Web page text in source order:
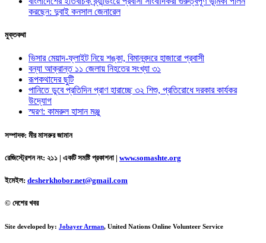
করছেন: দুবাই কনসাল জেনারেল
মুক্তকথা
ভিসার মেয়াদ-ফ্লাইট নিয়ে শঙ্কা, বিমানবন্দরে হাজারো প্রবাসী
বন্যা আক্রান্ত ১১ জেলায় নিহতের সংখ্যা ৩১
রূপকথাদের ছুটি
পানিতে ডুবে প্রতিদিন প্রাণ হারাচ্ছে ৩২ শিশু, প্রতিরোধে দরকার কার্যকর
উদ্যোগ
স্মরণ: কামরুল হাসান মঞ্জু
সম্পাদক: মীর মাসরুর জামান
রেজিস্ট্রেশন নং: ২১১ | একটি সমষ্টি প্রকাশনা | www.somashte.org
ইমেইল: desherkhobor.net@gmail.com
© দেশের খবর
Site developed by: Jobayer Arman, United Nations Online Volunteer Service